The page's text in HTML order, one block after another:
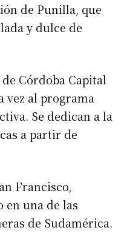
de Punilla, que
y dulce de
Córdoba Capital
vez al programa
Se dedican a la
a partir de
Francisco,
una de las
de Sudamérica.